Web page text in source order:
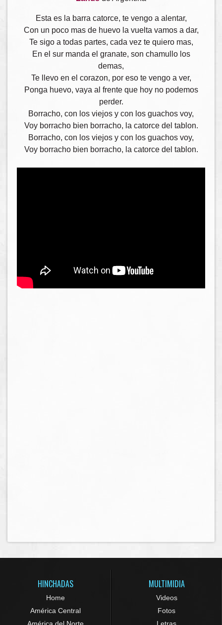
Esta es la barra catorce, te vengo a alentar,
Con un poco mas de huevo la vuelta vamos a dar,
Te sigo a todas partes, cada vez te quiero mas,
En el sur manda el granate, son chamullo los
demas,
Te llevo en el corazon, por eso te vengo a ver,
Ponga huevo, vaya al frente que hoy no podemos
perder.
Borracho, con los viejos y con los guachos voy,
Voy borracho bien borracho, la catorce del tablon.
Borracho, con los viejos y con los guachos voy,
Voy borracho bien borracho, la catorce del tablon.
HINCHADAS
Home
América Central
América del Norte
MULTIMIDIA
Videos
Fotos
Letras